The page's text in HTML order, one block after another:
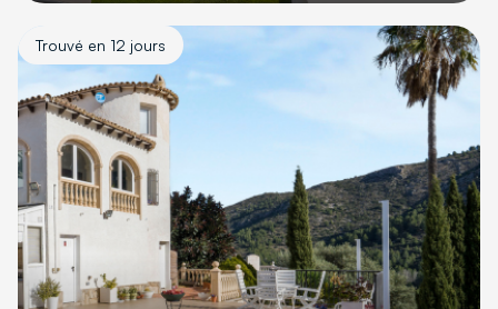
Trouvé en 12 jours